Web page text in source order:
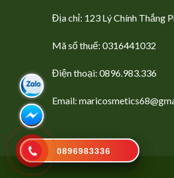
Địa chỉ: 123 Lý Chính Thắng
Mã số thuế: 0316441032
Điện thoại: 0896.983.336
Email:
0988881856
0896983336